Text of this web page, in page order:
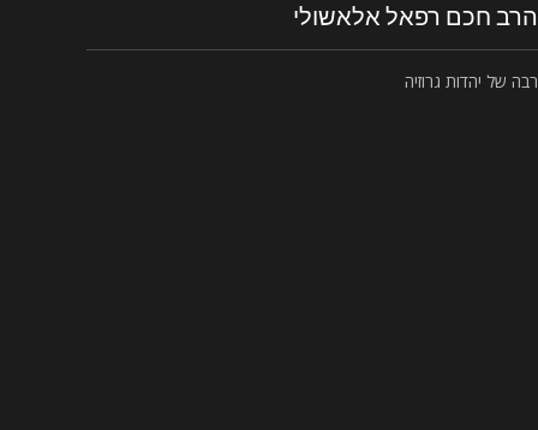
הרב חכם רפאל אלאשולי
רבה של יהדות גרוזיה